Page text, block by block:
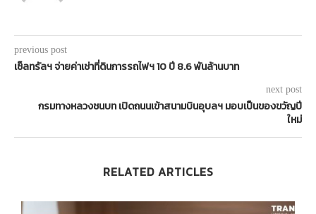
previous post
เซ็ลทรัลฯ จ่ายค่าเช่าที่ดินการรถไฟฯ 10 ปี 8.6 พันล้านบาท
next post
กรมทางหลวงชนบท เปิดถนนเข้าสนามบินอุบลฯ มอบเป็นของขวัญปี
ใหม่
RELATED ARTICLES